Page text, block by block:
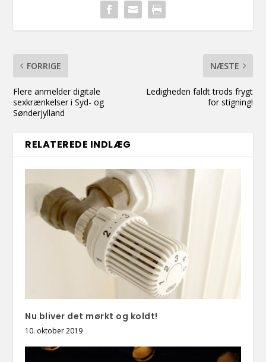
FORRIGE
Flere anmelder digitale
sexkrænkelser i Syd- og
Sønderjylland
NÆSTE
Ledigheden faldt trods frygt
for stigning!
RELATEREDE INDLÆG
Nu bliver det mørkt og koldt!
10. oktober 2019